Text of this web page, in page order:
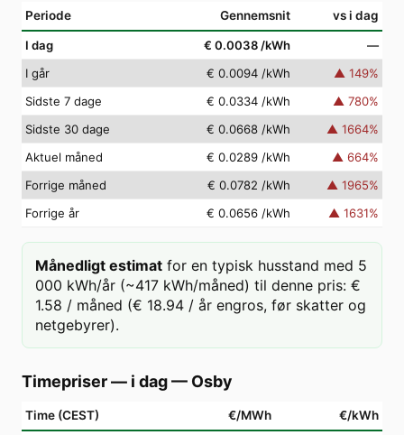
Periode Gennemsnit vs i dag
I dag € 0.0038 /kWh
—
I går
€ 0.0094 /kWh ▲ 149%
Sidste 7 dage
€ 0.0334 /kWh ▲ 780%
Sidste 30 dage
€ 0.0668 /kWh ▲ 1664%
Aktuel måned
€ 0.0289 /kWh ▲ 664%
Forrige måned
€ 0.0782 /kWh ▲ 1965%
Forrige år
€ 0.0656 /kWh ▲ 1631%
Månedligt estimat for en typisk husstand med 5
000 kWh/år (~417 kWh/måned) til denne pris: €
1.58 / måned (€ 18.94 / år engros, før skatter og
netgebyrer).
Timepriser — i dag— Osby
Time (CEST) €/MWh €/kWh